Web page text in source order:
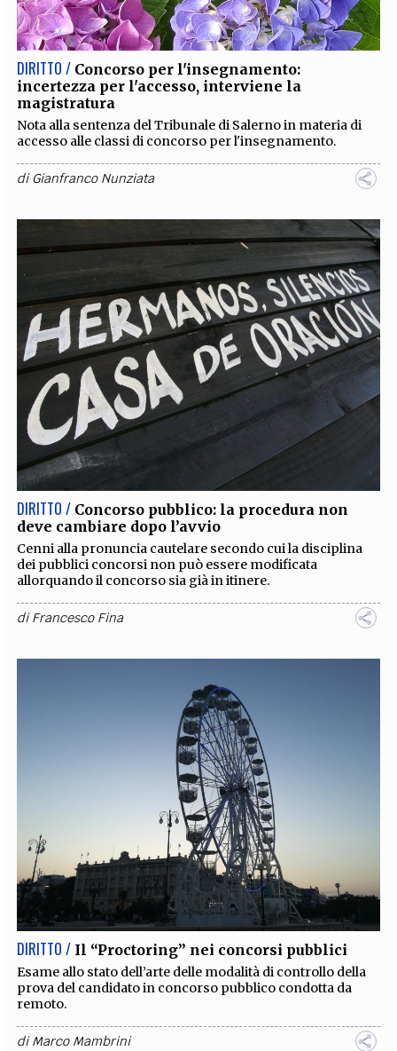
DIRITTO / Concorso per l'insegnamento:
incertezza per l'accesso, interviene la
magistratura
Nota alla sentenza del Tribunale di Salerno in materia di
accesso alle classi di concorso per l'insegnamento.
diGianfranco Nunziata
DIRITTO / Concorso pubblico: la procedura non
deve cambiare dopo l’avvio
Cenni alla pronuncia cautelare secondo cui la disciplina
dei pubblici concorsi non può essere modificata
allorquando il concorso sia già in itinere.
diFrancesco Fina
DIRITTO / Il “Proctoring” nei concorsi pubblici
Esame allo stato dell’arte delle modalità di controllo della
prova del candidato in concorso pubblico condotta da
remoto.
diMarco Mambrini